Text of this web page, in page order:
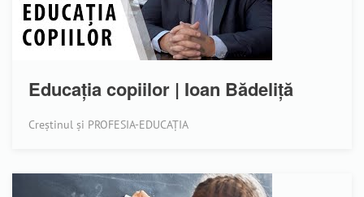
Educația copiilor | Ioan Bădeliță
Creștinul și PROFESIA-EDUCAȚIA